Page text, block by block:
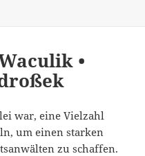
•
war, eine Vielzahl
um einen starken
zu schaffen.